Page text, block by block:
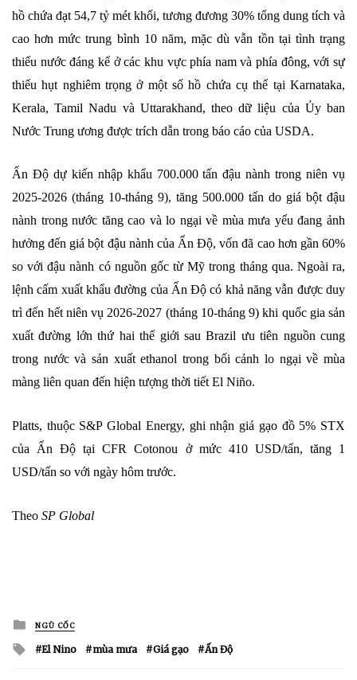
hồ chứa đạt 54,7 tỷ mét khối, tương đương 30% tổng dung tích và
cao hơn mức trung bình 10 năm, mặc dù vẫn tồn tại tình trạng
thiếu nước đáng kể ở các khu vực phía nam và phía đông, với sự
thiếu hụt nghiêm trọng ở một số hồ chứa cụ thể tại Karnataka,
Kerala, Tamil Nadu và Uttarakhand, theo dữ liệu của Ủy ban
Nước Trung ương được trích dẫn trong báo cáo của USDA.
Ấn Độ dự kiến ​​nhập khẩu 700.000 tấn đậu nành trong niên vụ
2025-2026 (tháng 10-tháng 9), tăng 500.000 tấn do giá bột đậu
nành trong nước tăng cao và lo ngại về mùa mưa yếu đang ảnh
hưởng đến giá bột đậu nành của Ấn Độ, vốn đã cao hơn gần 60%
so với đậu nành có nguồn gốc từ Mỹ trong tháng qua. Ngoài ra,
lệnh cấm xuất khẩu đường của Ấn Độ có khả năng vẫn được duy
trì đến hết niên vụ 2026-2027 (tháng 10-tháng 9) khi quốc gia sản
xuất đường lớn thứ hai thế giới sau Brazil ưu tiên nguồn cung
trong nước và sản xuất ethanol trong bối cảnh lo ngại về mùa
màng liên quan đến hiện tượng thời tiết El Niño.
Platts, thuộc S&P Global Energy, ghi nhận giá gạo đồ 5% STX
của Ấn Độ tại CFR Cotonou ở mức 410 USD/tấn, tăng 1
USD/tấn so với ngày hôm trước.
Theo SP Global
Posted
in
NGŨ CỐC
Tagged
El Nino mùa mưa Giá gạo Ấn Độ